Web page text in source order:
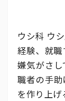
ウシ科 ウ
経験、就
嫌気がさ
職者の手
を作り上